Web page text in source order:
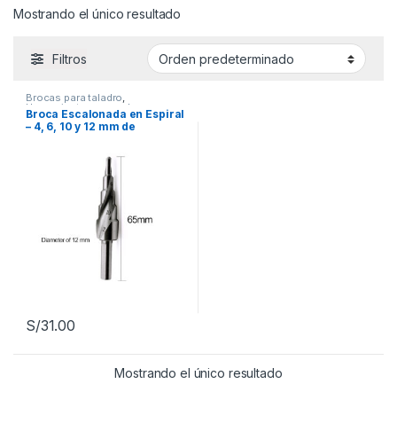
Mostrando el único resultado
Filtros
Brocas para taladro,
Herramientas manuales
Herramientas para carpintería,
Herramientas para electricistas
Herramientas para la
Broca Escalonada en Espiral
– 4, 6, 10 y 12 mm de
para Madera, Cobre y
S/31.00
Mostrando el único resultado